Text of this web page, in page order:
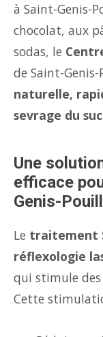
à Saint-Genis-
chocolat, aux
sodas, le
de Saint-
naturelle,
sevrage du
Une
efficace
Genis-
Le traitement
réflexologie
qui stimule
Cette